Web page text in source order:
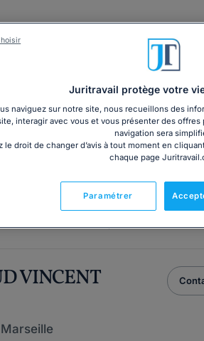
sur l’annuaire Juritravail
: consultation par téléphone ou
filtrer votre sélection par
convient.
GOMEZ
à 2016) j'ai décidé de devenir
des successions, des...
VINCENT
Juritravail protège votre
naviguez sur notre site, nous recueillons des
interagir avec vous et vous présenter des offres
navigation sera
le droit de changer d’avis à tout moment en
chaque page
Paramétrer